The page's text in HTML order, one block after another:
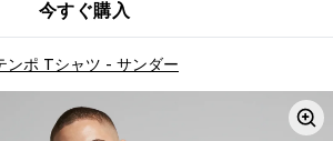
今すぐ購入
ンポ Tシャツ - サンダー